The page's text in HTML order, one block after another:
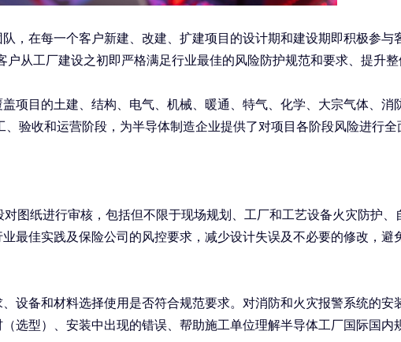
，在每一个客户新建、改建、扩建项目的设计期和建设期即积极参与
户从工厂建设之初即严格满足行业最佳的风险防护规范和要求、提升
项目的土建、结构、电气、机械、暖通、特气、化学、大宗气体、消
验收和运营阶段，为半导体制造企业提供了对项目各阶段风险进行全
图纸进行审核，包括但不限于现场规划、工厂和工艺设备火灾防护、
最佳实践及保险公司的风控要求，减少设计失误及不必要的修改，避
设备和材料选择使用是否符合规范要求。对消防和火灾报警系统的安
选型）、安装中出现的错误、帮助施工单位理解半导体工厂国际国内